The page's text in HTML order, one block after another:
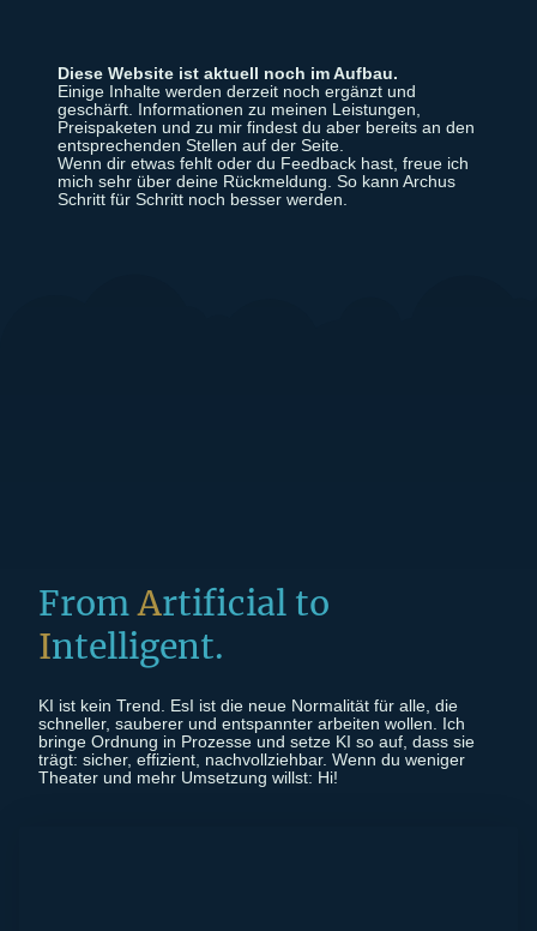
Diese Website ist aktuell noch im Aufbau.
Einige Inhalte werden derzeit noch ergänzt und
geschärft. Informationen zu meinen Leistungen,
Preispaketen und zu mir findest du aber bereits an den
entsprechenden Stellen auf der Seite.
Wenn dir etwas fehlt oder du Feedback hast, freue ich
mich sehr über deine Rückmeldung. So kann Archus
Schritt für Schritt noch besser werden.
FromArtificial to
Intelligent.
KI ist kein Trend. EsI ist die neue Normalität für alle, die
schneller, sauberer und entspannter arbeiten wollen. Ich
bringe Ordnung in Prozesse und setze KI so auf, dass sie
trägt: sicher, effizient, nachvollziehbar. Wenn du weniger
Theater und mehr Umsetzung willst: Hi!